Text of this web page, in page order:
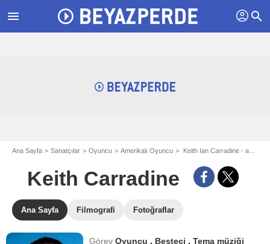
menu profil search
Ana Sayfa Sanatçılar Oyuncu Amerikalı Oyuncu Keith Ian Carradine - aka Keith Carradine
Keith Carradine
Ana Sayfa Filmografi Fotoğraflar
GörevOyuncu , Besteci ,Tema müziği